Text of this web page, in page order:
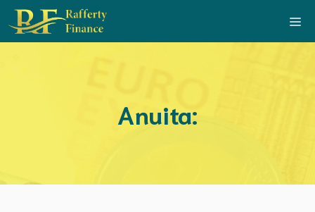
Preskočiť
na
obsah
Anuita: